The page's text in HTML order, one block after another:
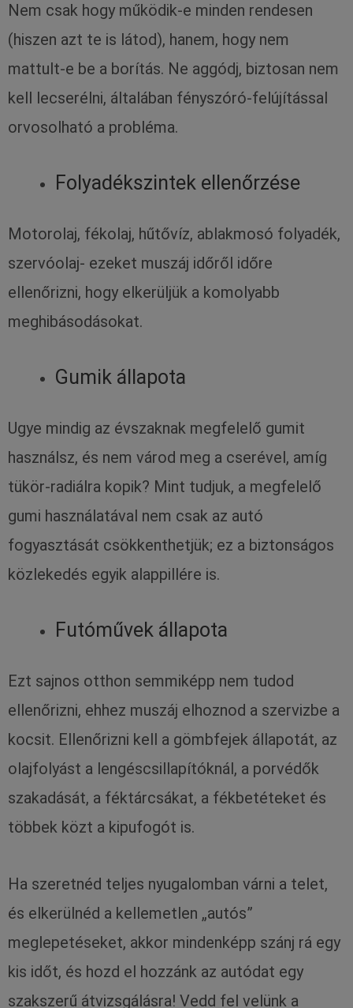
Nem csak hogy működik-e minden rendesen
(hiszen azt te is látod), hanem, hogy nem
mattult-e be a borítás. Ne aggódj, biztosan nem
kell lecserélni, általában fényszóró-felújítással
orvosolható a probléma.
Folyadékszintek ellenőrzése
Motorolaj, fékolaj, hűtővíz, ablakmosó folyadék,
szervóolaj- ezeket muszáj időről időre
ellenőrizni, hogy elkerüljük a komolyabb
meghibásodásokat.
Gumik állapota
Ugye mindig az évszaknak megfelelő gumit
használsz, és nem várod meg a cserével, amíg
tükör-radiálra kopik? Mint tudjuk, a megfelelő
gumi használatával nem csak az autó
fogyasztását csökkenthetjük; ez a biztonságos
közlekedés egyik alappillére is.
Futóművek állapota
Ezt sajnos otthon semmiképp nem tudod
ellenőrizni, ehhez muszáj elhoznod a szervizbe a
kocsit. Ellenőrizni kell a gömbfejek állapotát, az
olajfolyást a lengéscsillapítóknál, a porvédők
szakadását, a féktárcsákat, a fékbetéteket és
többek közt a kipufogót is.
Ha szeretnéd teljes nyugalomban várni a telet,
és elkerülnéd a kellemetlen „autós”
meglepetéseket, akkor mindenképp szánj rá egy
kis időt, és hozd el hozzánk az autódat egy
szakszerű átvizsgálásra! Vedd fel velünk a